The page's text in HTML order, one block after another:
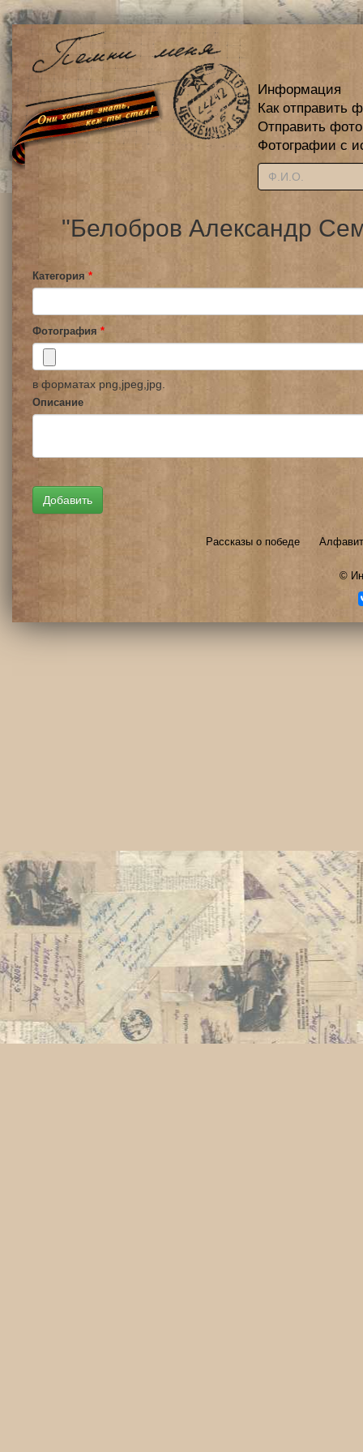
Информация
Как отправить
Отправить
Фотографии с
"Белобров Александр
Категория *
Фотография *
в форматах png,jpeg,jpg.
Описание
Рассказы о победе
©